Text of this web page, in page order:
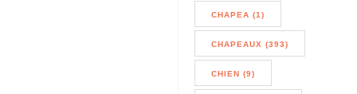
CHAPEA (1)
CHAPEAUX (393)
CHIEN (9)